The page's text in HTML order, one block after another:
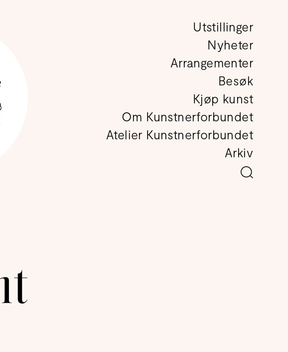
Utstillinger
Nyheter
Arrangementer
Besøk
Kjøp kunst
Om Kunstnerforbundet
Atelier Kunstnerforbundet
Arkiv